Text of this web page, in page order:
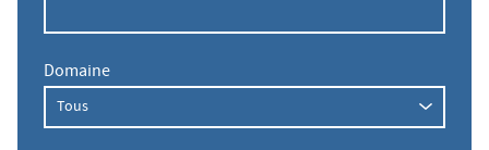
Domaine